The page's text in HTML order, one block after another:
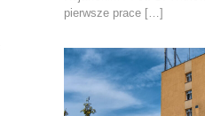
pierwsze prace […]